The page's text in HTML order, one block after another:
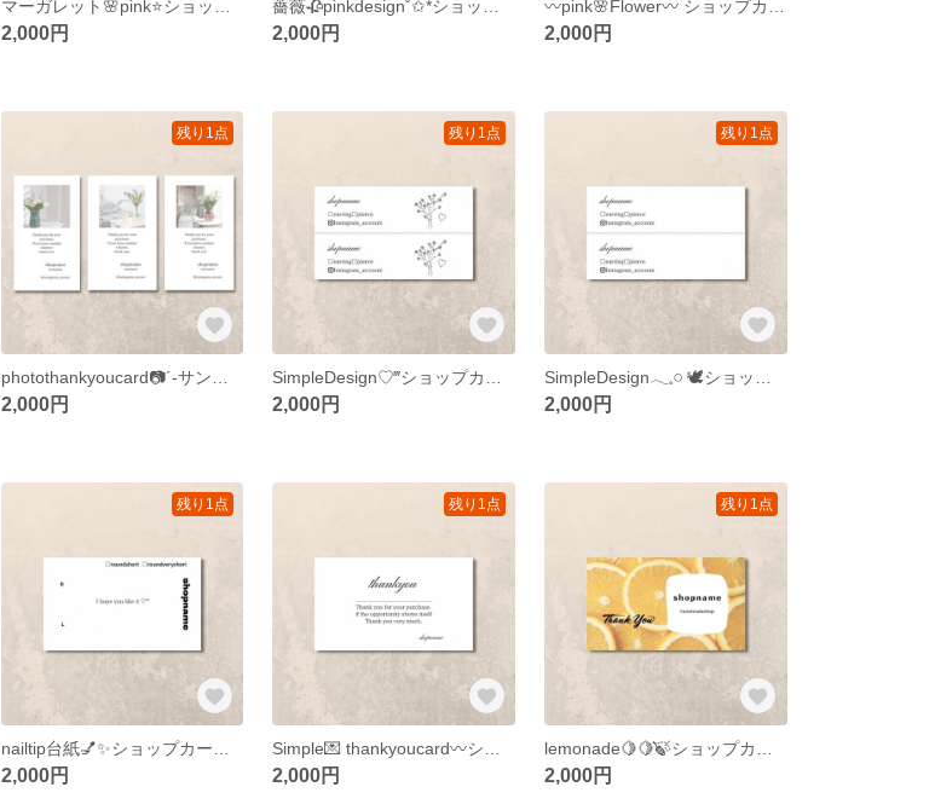
2,000円 2,000円 2,000円
残り1点
2,000円
残り1点
2,000円
残り1点
2,000円
残り1点
2,000円
残り1点
2,000円
残り1点
2,000円